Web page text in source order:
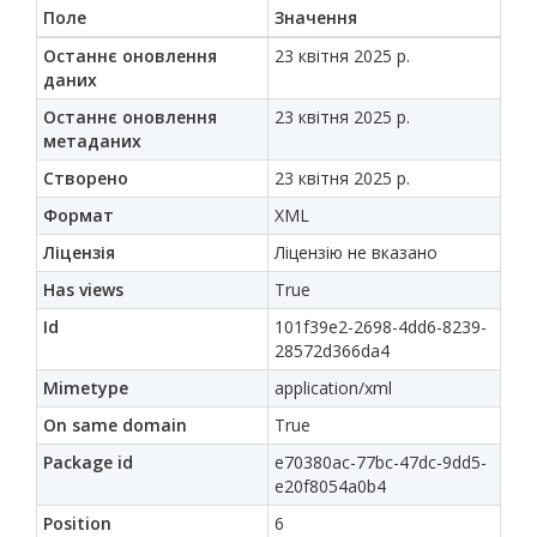
Поле
Значення
Останнє оновлення
даних
23 квітня 2025 р.
Останнє оновлення
метаданих
23 квітня 2025 р.
Створено
23 квітня 2025 р.
Формат
XML
Ліцензія
Ліцензію не вказано
Has views
True
Id
101f39e2-2698-4dd6-8239-
28572d366da4
Mimetype
application/xml
On same domain
True
Package id
e70380ac-77bc-47dc-9dd5-
e20f8054a0b4
Position
6